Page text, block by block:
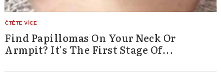
Find Papillomas On Your Neck Or
Armpit? It's The First Stage Of...